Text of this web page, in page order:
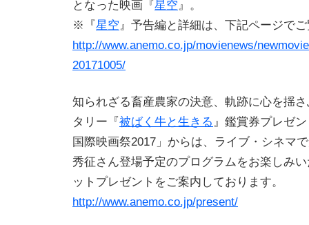
となった映画『星空』。
※『星空』予告編と詳細は、下記ページで
http://www.anemo.co.jp/movienews/
20171005/
知られざる畜産農家の決意、軌跡に心を揺
タリー『被ばく牛と生きる 』鑑賞券プレゼ
国際映画祭2017」からは、ライブ・シネマ
秀征さん登場予定のプログラムをお楽しみ
ットプレゼントをご案内しております。
http://www.anemo.co.jp/present/